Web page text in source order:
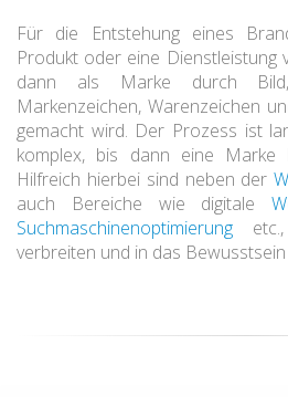
Für die Entstehung eines
Produkt oder eine Dienstleistung
dann als Marke durch
Markenzeichen, Warenzeichen
gemacht wird. Der Prozess ist
komplex, bis dann eine Marke
Hilfreich hierbei sind neben der
auch Bereiche wie digitale
Suchmaschinenoptimierung
verbreiten und in das